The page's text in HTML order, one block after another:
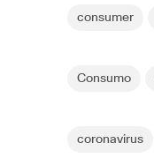
consumer
Consumo
coronavirus